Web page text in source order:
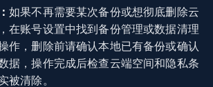
如果不再需要某次备份或想彻底删除云
在账号设置中找到备份管理或数据清理
作，删除前请确认本地已有备份或确认
据，操作完成后检查云端空间和隐私条
被清除。